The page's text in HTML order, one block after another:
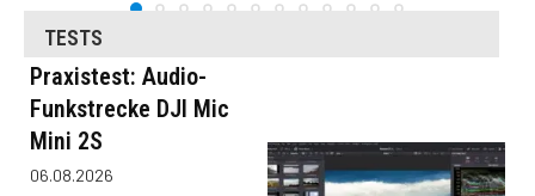
TESTS
Praxistest: Audio-
Funkstrecke DJI Mic
Mini 2S
06.08.2026